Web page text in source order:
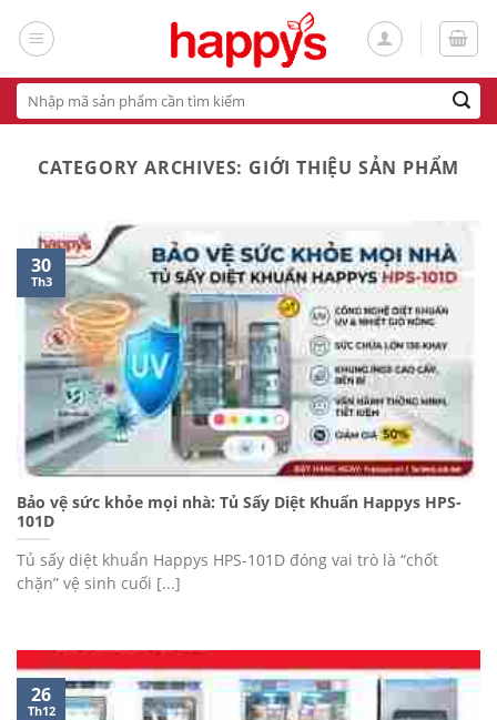
Tìm
kiếm:
CATEGORY ARCHIVES: GIỚI THIỆU SẢN PHẨM
Bảo vệ sức khỏe mọi nhà: Tủ Sấy Diệt Khuẩn Happys HPS-
101D
Tủ sấy diệt khuẩn Happys HPS-101D đóng vai trò là “chốt
chặn” vệ sinh cuối [...]
30
Th3
26
Th12